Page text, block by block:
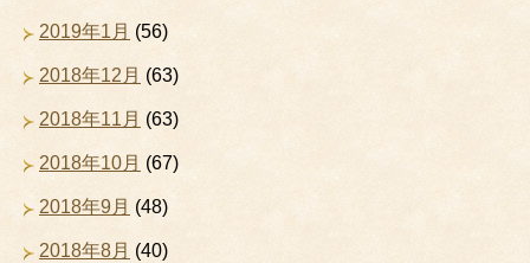
2019年1月 (56)
2018年12月 (63)
2018年11月 (63)
2018年10月 (67)
2018年9月 (48)
2018年8月 (40)